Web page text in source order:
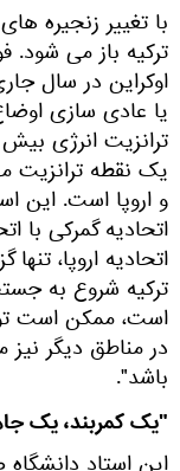
با تغییر زنجیره
ترکیه باز می شود.
اوکراین در سال
یا عادی سازی
ترانزیت انرژی
یک نقطه ترانزیت
و اروپا است. این
اتحادیه گمرکی با
اتحادیه اروپا،
ترکیه شروع به
است، ممکن است
در مناطق دیگر نیز
باشد".
"یک کمربند، یک